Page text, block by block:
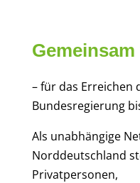
Gemeinsam
– für das Erreichen
Bundesregierung
Als unabhängige
Norddeutschland
Privatpersonen,